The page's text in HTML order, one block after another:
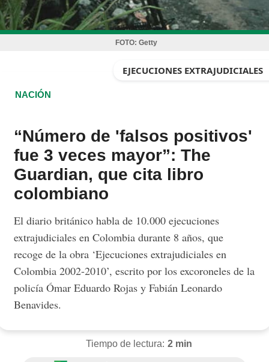
FOTO: Getty
EJECUCIONES EXTRAJUDICIALES
NACIÓN
“Número de 'falsos positivos'
fue 3 veces mayor”: The
Guardian, que cita libro
colombiano
El diario británico habla de 10.000 ejecuciones
extrajudiciales en Colombia durante 8 años, que
recoge de la obra ‘Ejecuciones extrajudiciales en
Colombia 2002-2010’, escrito por los excoroneles de la
policía Ómar Eduardo Rojas y Fabián Leonardo
Benavides.
Tiempo de lectura: 2 min